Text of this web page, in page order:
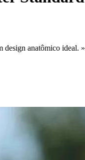
design anatômico ideal. »